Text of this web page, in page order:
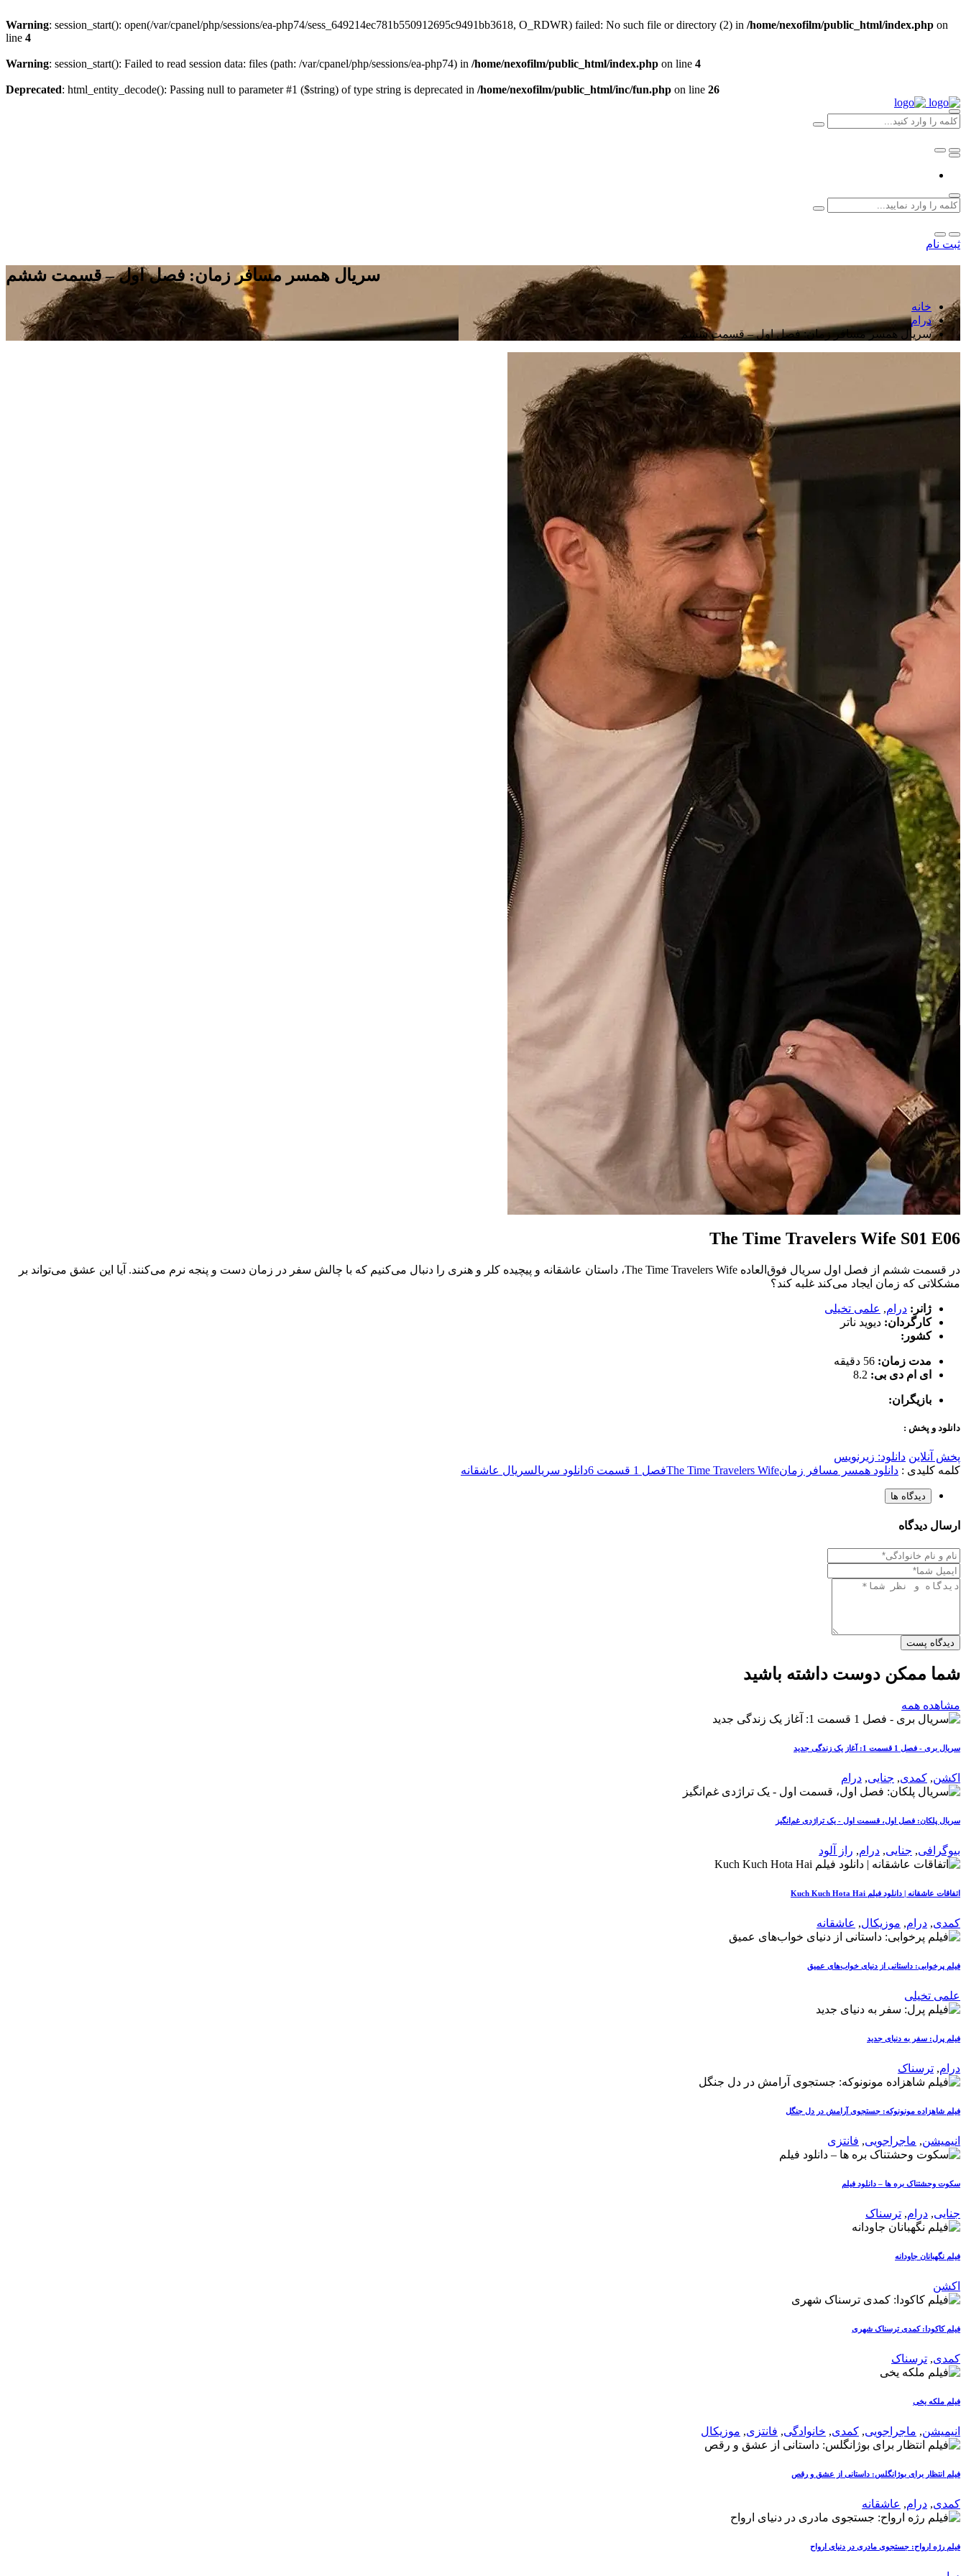
Warning: session_start(): open(/var/cpanel/php/sessions/ea-php74/sess_649214ec781b550912695c9491bb3618, O_RDWR) failed: No such file or directory (2) in /home/nexofilm/public_html/index.php on
line 4
Warning: session_start(): Failed to read session data: files (path: /var/cpanel/php/sessions/ea-php74) in /home/nexofilm/public_html/index.php on line 4
Deprecated: html_entity_decode(): Passing null to parameter #1 ($string) of type string is deprecated in /home/nexofilm/public_html/inc/fun.php on line 26
ثبت نام
سریال همسر مسافر زمان: فصل اول – قسمت ششم
خانه
درام
سریال همسر مسافر زمان: فصل اول – قسمت ششم
The Time Travelers Wife S01 E06
در قسمت ششم از فصل اول سریال فوق‌العاده The Time Travelers Wife، داستان عاشقانه و پیچیده کلر و هنری را دنبال می‌کنیم که با چالش سفر در زمان دست و پنجه نرم می‌کنند. آیا این عشق می‌تواند بر
مشکلاتی که زمان ایجاد می‌کند غلبه کند؟
ژانر: درام, علمی تخیلی
کارگردان: دیوید ناتر
کشور:
مدت زمان: 56 دقیقه
ای ام دی بی: 8.2
بازیگران:
دانلود و پخش :
پخش آنلاین دانلود: زیرنویس
کلمه کلیدی : دانلود همسر مسافر زمانThe Time Travelers Wifeفصل 1 قسمت 6 دانلود سریالسریال عاشقانه
دیدگاه ها
ارسال دیدگاه
دیدگاه پست
شما ممکن دوست داشته باشید
مشاهده همه
سریال بری - فصل 1 قسمت 1: آغاز یک زندگی جدید
اکشن, کمدی, جنایی, درام
سریال پلکان: فصل اول، قسمت اول - یک تراژدی غم‌انگیز
بیوگرافی, جنایی, درام, راز آلود
اتفاقات عاشقانه | دانلود فیلم Kuch Kuch Hota Hai
کمدی, درام, موزیکال, عاشقانه
فیلم پرخوابی: داستانی از دنیای خواب‌های عمیق
علمی تخیلی
فیلم پرل: سفر به دنیای جدید
درام, ترسناک
فیلم شاهزاده مونونوکه: جستجوی آرامش در دل جنگل
انیمیشن, ماجراجویی, فانتزی
سکوت وحشتناک بره ها – دانلود فیلم
جنایی, درام, ترسناک
فیلم نگهبانان جاودانه
اکشن
فیلم کاکودا: کمدی ترسناک شهری
کمدی, ترسناک
فیلم ملکه یخی
انیمیشن, ماجراجویی, کمدی, خانوادگی, فانتزی, موزیکال
فیلم انتظار برای بوژانگلس: داستانی از عشق و رقص
کمدی, درام, عاشقانه
فیلم رژه ارواح: جستجوی مادری در دنیای ارواح